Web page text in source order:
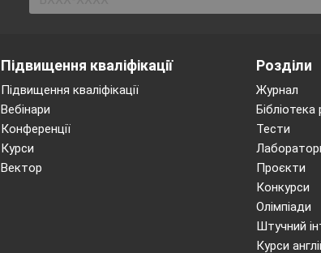
Підвищення кваліфікації
Підвищення кваліфікації
Вебінари
Конференції
Курси
Вектор
Розділи
Журнал
Тести
Проєкти
Конкурси
Олімпіади
Штучний
Курси